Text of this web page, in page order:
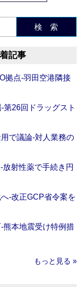
検 索
記事
拠点‐羽田空港隣接
第26回ドラッグスト
で議論‐対人業務の
放射性薬で手続き円
‐改正GCP省令案を
熊本地震受け特例措
もっと見る »